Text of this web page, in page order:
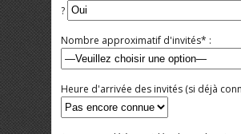
?
Nombre approximatif d'invités* :
Heure d'arrivée des invités (si déjà